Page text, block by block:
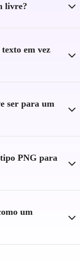
livre?
em vez
ser para um
PNG para
um